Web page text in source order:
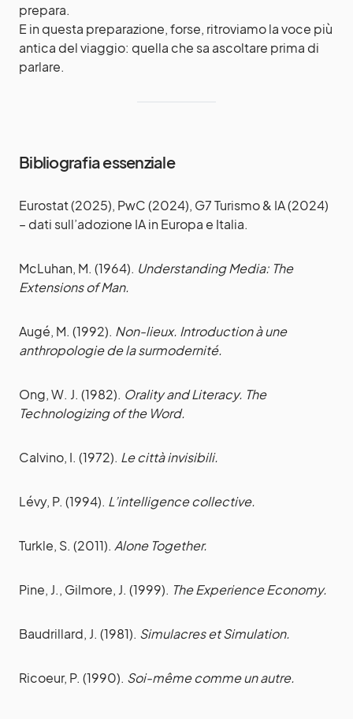
prepara.
E in questa preparazione, forse, ritroviamo la voce più
antica del viaggio: quella che sa ascoltare prima di
parlare.
Bibliografia essenziale
Eurostat (2025), PwC (2024), G7 Turismo & IA (2024)
– dati sull’adozione IA in Europa e Italia.
McLuhan, M. (1964). Understanding Media: The
Extensions of Man.
Augé, M. (1992). Non-lieux. Introduction à une
anthropologie de la surmodernité.
Ong, W. J. (1982). Orality and Literacy. The
Technologizing of the Word.
Calvino, I. (1972). Le città invisibili.
Lévy, P. (1994). L’intelligence collective.
Turkle, S. (2011). Alone Together.
Pine, J., Gilmore, J. (1999). The Experience Economy.
Baudrillard, J. (1981). Simulacres et Simulation.
Ricoeur, P. (1990). Soi-même comme un autre.